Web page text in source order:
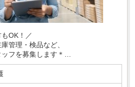
OK！／
管理・検品など、
フを募集します＊
！
、未経験の方も